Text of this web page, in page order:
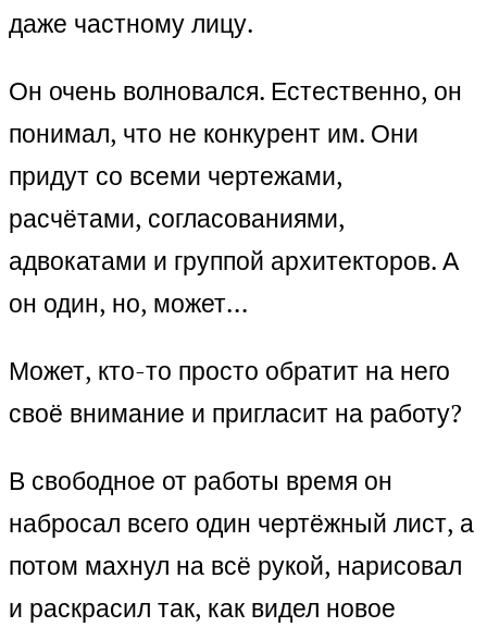
даже частному лицу.
Он очень волновался. Естественно, он
понимал, что не конкурент им. Они
придут со всеми чертежами,
расчётами, согласованиями,
адвокатами и группой архитекторов. А
он один, но, может…
Может, кто-то просто обратит на него
своё внимание и пригласит на работу?
В свободное от работы время он
набросал всего один чертёжный лист, а
потом махнул на всё рукой, нарисовал
и раскрасил так, как видел новое